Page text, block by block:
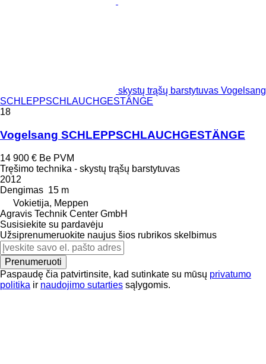
skystų trąšų barstytuvas Vogelsang
SCHLEPPSCHLAUCHGESTÄNGE
18
Vogelsang SCHLEPPSCHLAUCHGESTÄNGE
14 900 € Be PVM
Tręšimo technika - skystų trąšų barstytuvas
2012
Dengimas 15 m
Vokietija, Meppen
Agravis Technik Center GmbH
Susisiekite su pardavėju
Užsiprenumeruokite naujus šios rubrikos skelbimus
Prenumeruoti
Paspaudę čia patvirtinsite, kad sutinkate su mūsų privatumo
politika ir naudojimo sutarties sąlygomis.